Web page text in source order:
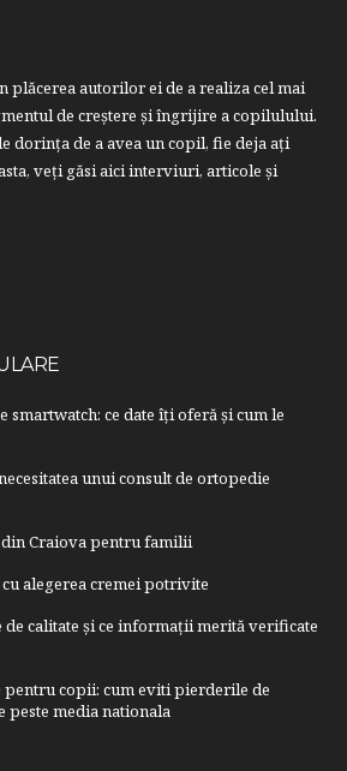
plăcerea autorilor ei de a realiza cel mai
de creştere şi îngrijire a copilulului.
dorinţa de a avea un copil, fie deja aţi
veți găsi aici interviuri, articole şi
smartwatch: ce date îți oferă și cum le
unui consult de ortopedie
din Craiova pentru familii
alegerea cremei potrivite
de calitate și ce informații merită verificate
pentru copii: cum eviti pierderile de
peste media nationala